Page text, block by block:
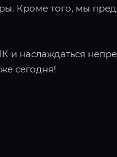
Кроме того, мы
и наслаждаться
сегодня!